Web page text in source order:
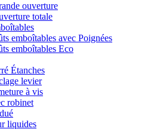
ouverture
totale
emboîtables avec Poignées
emboîtables Eco
Étanches
levier
à vis
robinet
liquides